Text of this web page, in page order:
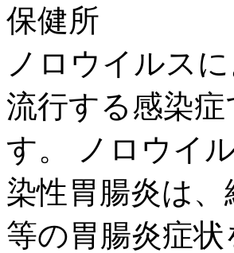
保健所
ノロウイルス
流行する感染
す。 ノロウイ
染性胃腸炎は
等の胃腸炎症